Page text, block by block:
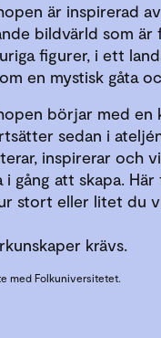
är inspirerad
bildvärld som
figurer, i ett
en mystisk gåta
börjar med en
sedan i
inspirerar och
i gång att skapa.
stort eller litet du
krävs.
med Folkuniversitetet.